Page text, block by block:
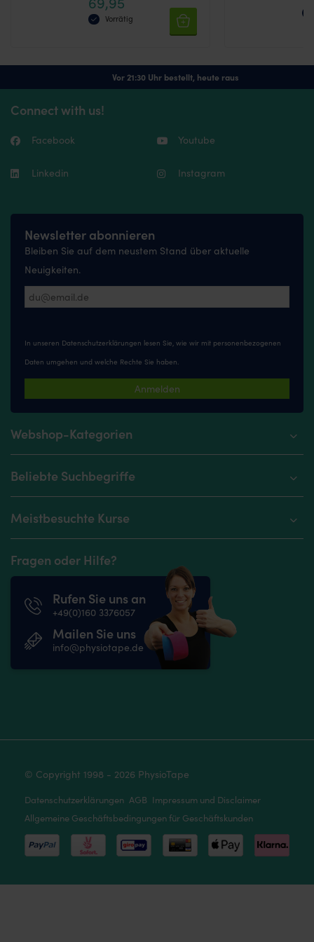
product
page
von 5
Vorrätig
Vor 21:30 Uhr bestellt, heute raus
Connect with us!
Facebook Youtube
Linkedin Instagram
Newsletter abonnieren
Bleiben Sie auf dem neustem Stand über aktuelle
Neuigkeiten.
In unseren Datenschutzerklärungen lesen Sie, wie wir mit personenbezogenen
Daten umgehen und welche Rechte Sie haben.
Anmelden
Webshop-Kategorien
Beliebte Suchbegriffe
Meistbesuchte Kurse
Fragen oder Hilfe?
Rufen Sie uns an
+49(0)160 3376057
Mailen Sie uns
info@physiotape.de
© Copyright 1998 - 2026 PhysioTape
Datenschutzerklärungen AGB Impressum und Disclaimer
Allgemeine Geschäftsbedingungen für Geschäftskunden